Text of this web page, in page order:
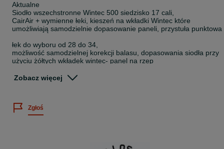
Aktualne
Siodło wszechstronne Wintec 500 siedzisko 17 cali,
CairAir + wymienne łeki, kieszeń na wkładki Wintec które
umożliwiają samodzielnie dopasowanie paneli, przystuła punktowa
łek do wyboru od 28 do 34,
możliwość samodzielnej korekcji balasu, dopasowania siodła przy
użyciu żółtych wkładek wintec- panel na rzep
przystuła od przedniego łęku - punktowa
Opis producenta:
Siodło renomowanej firmy WINTEC
Zobacz więcej
Zgłoś